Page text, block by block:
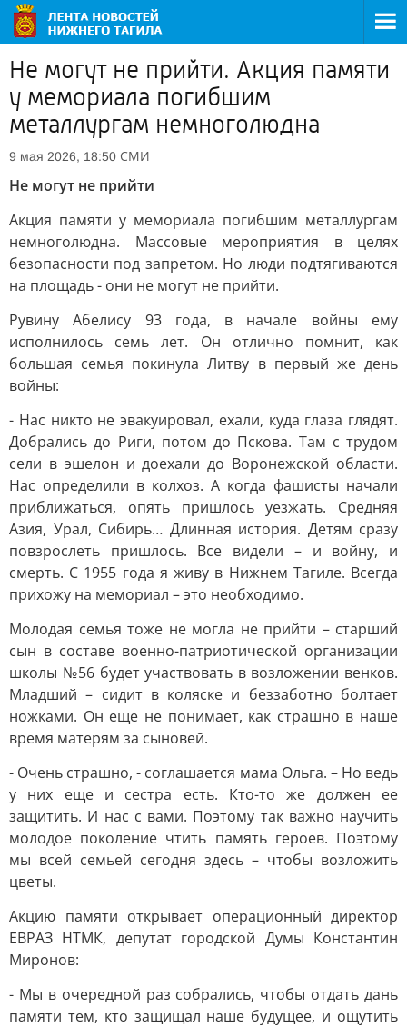
Не могут не прийти. Акция памяти
у мемориала погибшим
металлургам немноголюдна
9 мая 2026, 18:50 СМИ
Не могут не прийти
Акция памяти у мемориала погибшим металлургам
немноголюдна. Массовые мероприятия в целях
безопасности под запретом. Но люди подтягиваются
на площадь - они не могут не прийти.
Рувину Абелису 93 года, в начале войны ему
исполнилось семь лет. Он отлично помнит, как
большая семья покинула Литву в первый же день
войны:
- Нас никто не эвакуировал, ехали, куда глаза глядят.
Добрались до Риги, потом до Пскова. Там с трудом
сели в эшелон и доехали до Воронежской области.
Нас определили в колхоз. А когда фашисты начали
приближаться, опять пришлось уезжать. Средняя
Азия, Урал, Сибирь… Длинная история. Детям сразу
повзрослеть пришлось. Все видели – и войну, и
смерть. С 1955 года я живу в Нижнем Тагиле. Всегда
прихожу на мемориал – это необходимо.
Молодая семья тоже не могла не прийти – старший
сын в составе военно-патриотической организации
школы №56 будет участвовать в возложении венков.
Младший – сидит в коляске и беззаботно болтает
ножками. Он еще не понимает, как страшно в наше
время матерям за сыновей.
- Очень страшно, - соглашается мама Ольга. – Но ведь
у них еще и сестра есть. Кто-то же должен ее
защитить. И нас с вами. Поэтому так важно научить
молодое поколение чтить память героев. Поэтому
мы всей семьей сегодня здесь – чтобы возложить
цветы.
Акцию памяти открывает операционный директор
ЕВРАЗ НТМК, депутат городской Думы Константин
Миронов:
- Мы в очередной раз собрались, чтобы отдать дань
памяти тем, кто защищал наше будущее, и ощутить